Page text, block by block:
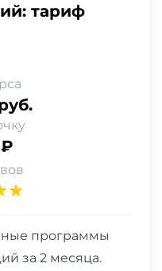
тариф
программы
за 2 месяца.